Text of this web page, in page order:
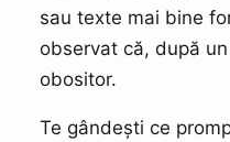
sau texte mai bine
observat că, după
obositor.
Te gândești ce